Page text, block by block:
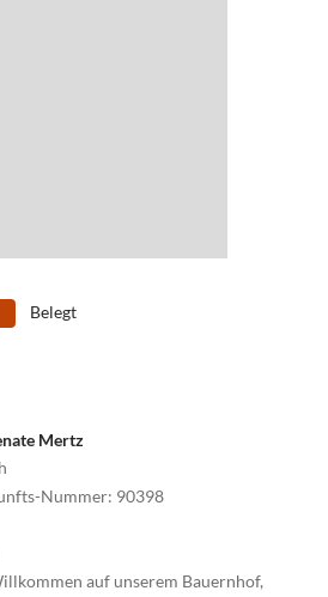
Belegt
Mertz
Nummer: 90398
auf unserem Bauernhof,